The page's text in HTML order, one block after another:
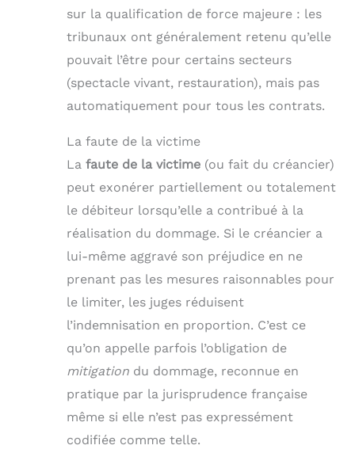
sur la qualification de force majeure : les
tribunaux ont généralement retenu qu’elle
pouvait l’être pour certains secteurs
(spectacle vivant, restauration), mais pas
automatiquement pour tous les contrats.
La faute de la victime
La faute de la victime (ou fait du créancier)
peut exonérer partiellement ou totalement
le débiteur lorsqu’elle a contribué à la
réalisation du dommage. Si le créancier a
lui-même aggravé son préjudice en ne
prenant pas les mesures raisonnables pour
le limiter, les juges réduisent
l’indemnisation en proportion. C’est ce
qu’on appelle parfois l’obligation de
mitigation du dommage, reconnue en
pratique par la jurisprudence française
même si elle n’est pas expressément
codifiée comme telle.